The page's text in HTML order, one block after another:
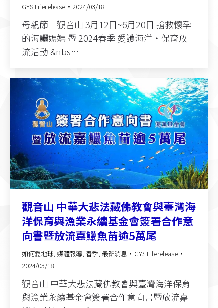
GYS Liferelease
2024/03/18
母親節｜觀音山 3月12日~6月20日 搶救懷孕
的海鱺媽媽 暨 2024春季 愛護海洋‧保育放
流活動 &nbs…
觀音山 中華大悲法藏佛教會與臺灣海
洋保育與漁業永續基金會簽署合作意
向書暨放流嘉鱲魚苗逾5萬尾
如何愛地球, 媒體報導, 春季, 最新消息
GYS Liferelease
2024/03/18
觀音山 中華大悲法藏佛教會與臺灣海洋保育
與漁業永續基金會簽署合作意向書暨放流嘉